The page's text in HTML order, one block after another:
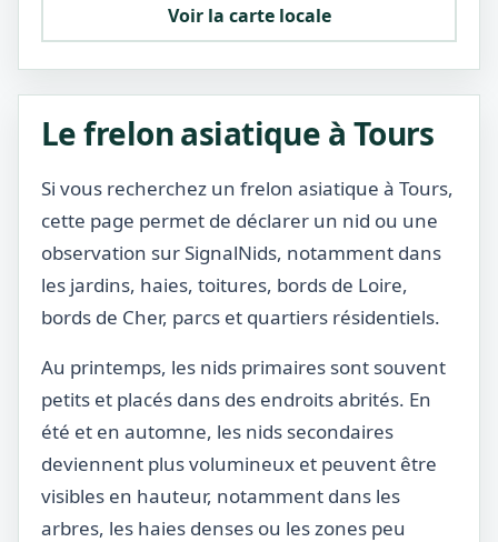
Voir la carte locale
Le frelon asiatique à Tours
Si vous recherchez un frelon asiatique à Tours,
cette page permet de déclarer un nid ou une
observation sur SignalNids, notamment dans
les jardins, haies, toitures, bords de Loire,
bords de Cher, parcs et quartiers résidentiels.
Au printemps, les nids primaires sont souvent
petits et placés dans des endroits abrités. En
été et en automne, les nids secondaires
deviennent plus volumineux et peuvent être
visibles en hauteur, notamment dans les
arbres, les haies denses ou les zones peu